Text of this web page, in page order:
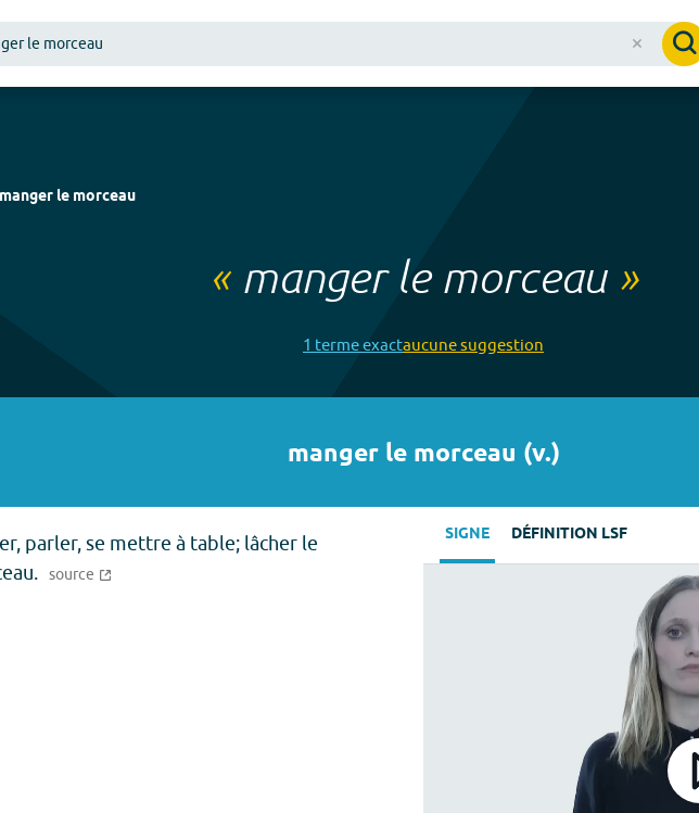
manger le morceau
« manger le morceau»
1 termeexactaucunesuggestion
manger le morceau (v.)
parler, se mettre à table; lâcher le
source
SIGNE DÉFINITION LSF